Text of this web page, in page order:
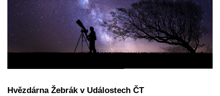
Hvězdárna Žebrák v Událostech ČT